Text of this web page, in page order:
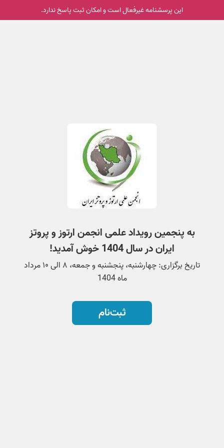
این پرسشنامه غیر‌فعال است و امکان ثبت پاسخ ندارد.
به پنجمین رویداد علمی انجمن ارتوز و پروتز
ایران در سال 1404 خوش‌ آمدید!
تاریخ برگزاری: چهارشنبه، پنجشنبه و جمعه، ۸ الی ۱۰ مرداد
ماه 1404
ثبت‌نام